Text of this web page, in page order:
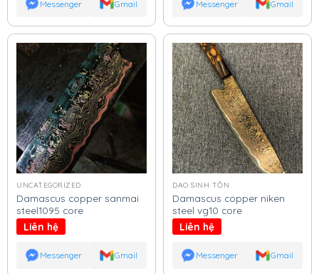
Messenger Gmail Messenger Gmail
UNCATEGORIZED
Damascus copper sanmai
steel1095 core
Liên hệ
Messenger Gmail
DAO SINH TỒN
Damascus copper niken
steel vg10 core
Liên hệ
Messenger Gmail